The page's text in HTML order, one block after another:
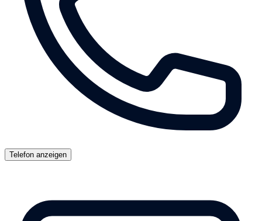
Telefon anzeigen